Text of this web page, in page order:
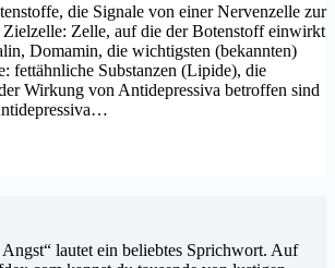
die Signale von einer Nervenzelle zur
Zielzelle: Zelle, auf die der Botenstoff einwirkt
Domamin, die wichtigsten (bekannten)
fettähnliche Substanzen (Lipide), die
Wirkung von Antidepressiva betroffen sind
lautet ein beliebtes Sprichwort. Auf